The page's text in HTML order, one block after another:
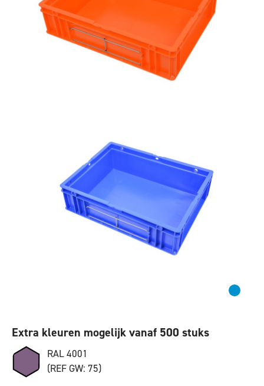
Extra kleuren mogelijk vanaf 500 stuks
RAL 4001
(REF GW: 75)